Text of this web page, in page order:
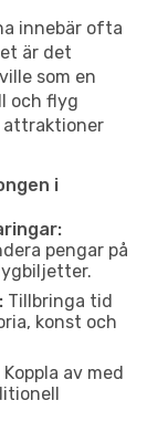
innebär ofta
är det
som en
och flyg
attraktioner
i
pengar på
Tillbringa tid
konst och
Koppla av med